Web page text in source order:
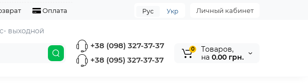
Оплата Личный кабинет
Рус Укр
выходной
+38 (098) 327-37-37
+38 (095) 327-37-37
0
Tоваров,
на 0.00 грн.